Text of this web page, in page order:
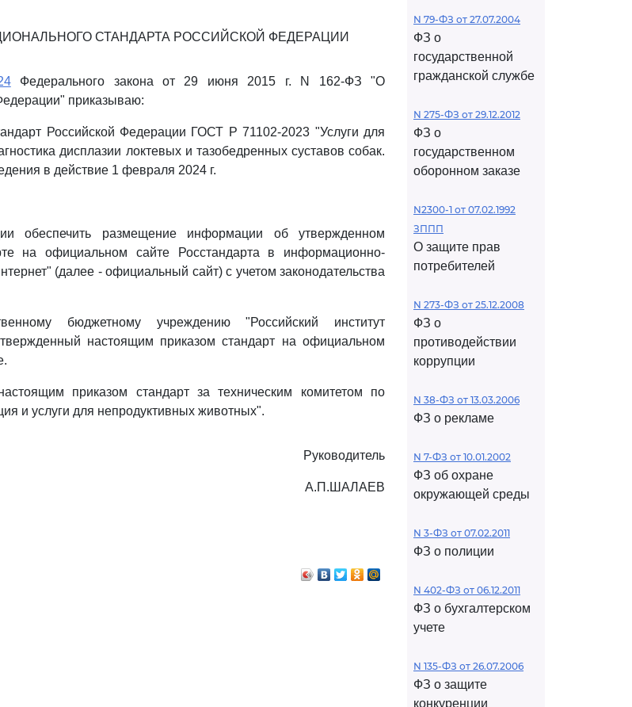
СТАНДАРТА РОССИЙСКОЙ ФЕДЕРАЦИИ
Федерального закона от 29 июня 2015 г. N 162-ФЗ "О
приказываю:
Российской Федерации ГОСТ Р 71102-2023 "Услуги для
дисплазии локтевых и тазобедренных суставов собак.
в действие 1 февраля 2024 г.
обеспечить размещение информации об утвержденном
на официальном сайте Росстандарта в информационно-
(далее - официальный сайт) с учетом законодательства
бюджетному учреждению "Российский институт
настоящим приказом стандарт на официальном
приказом стандарт за техническим комитетом по
и услуги для непродуктивных животных".
Руководитель
А.П.ШАЛАЕВ
N 79-ФЗ от 27.07.2004
ФЗ о
государственной
гражданской службе
N 275-ФЗ от 29.12.2012
ФЗ о
государственном
оборонном заказе
N2300-1 от 07.02.1992
ЗППП
О защите прав
потребителей
N 273-ФЗ от 25.12.2008
ФЗ о
противодействии
коррупции
N 38-ФЗ от 13.03.2006
ФЗ о рекламе
N 7-ФЗ от 10.01.2002
ФЗ об охране
окружающей среды
N 3-ФЗ от 07.02.2011
ФЗ о полиции
N 402-ФЗ от 06.12.2011
ФЗ о бухгалтерском
учете
N 135-ФЗ от 26.07.2006
ФЗ о защите
конкуренции